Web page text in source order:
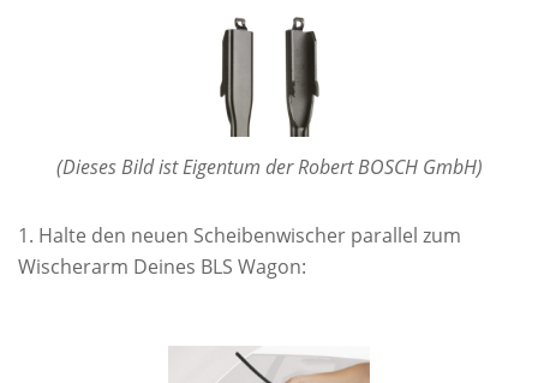
(Dieses Bild ist Eigentum der Robert BOSCH GmbH)
Halte den neuen Scheibenwischer parallel zum
Wischerarm Deines BLS Wagon: